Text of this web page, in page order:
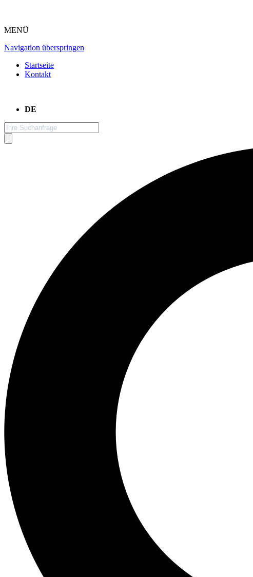
MENÜ
Navigation überspringen
Startseite
Kontakt
DE